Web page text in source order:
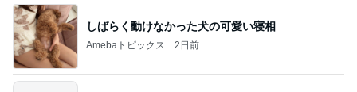
しばらく動けなかった犬の可愛い寝相
Amebaトピックス 2日前